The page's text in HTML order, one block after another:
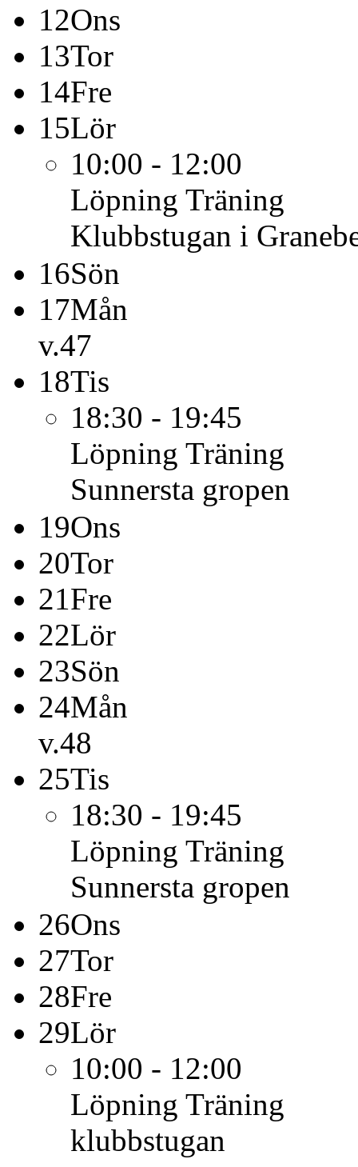
12Ons
13Tor
14Fre
15Lör
10:00 - 12:00
Löpning Träning
Klubbstugan i
16Sön
17Mån
v.47
18Tis
18:30 - 19:45
Löpning Träning
Sunnersta gropen
19Ons
20Tor
21Fre
22Lör
23Sön
24Mån
v.48
25Tis
18:30 - 19:45
Löpning Träning
Sunnersta gropen
26Ons
27Tor
28Fre
29Lör
10:00 - 12:00
Löpning Träning
klubbstugan